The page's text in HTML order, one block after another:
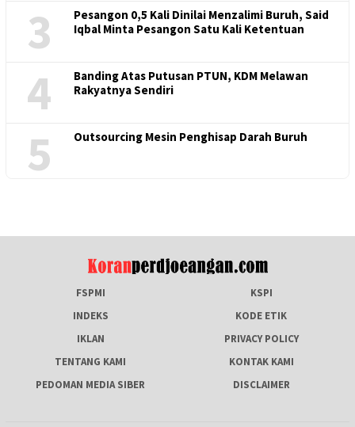
3
Pesangon 0,5 Kali Dinilai Menzalimi Buruh, Said
Iqbal Minta Pesangon Satu Kali Ketentuan
4
Banding Atas Putusan PTUN, KDM Melawan
Rakyatnya Sendiri
5 Outsourcing Mesin Penghisap Darah Buruh
FSPMI
KSPI
INDEKS
KODE ETIK
IKLAN
PRIVACY POLICY
TENTANG KAMI
KONTAK KAMI
PEDOMAN MEDIA SIBER
DISCLAIMER